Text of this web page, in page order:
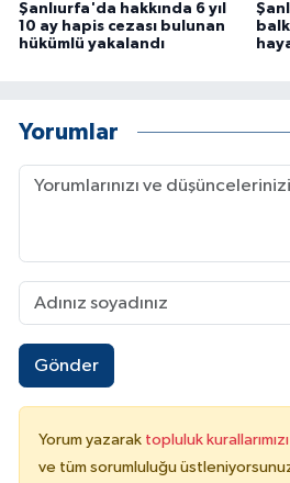
Şanlıurfa'da hakkında 6 yıl
10 ay hapis cezası bulunan
hükümlü yakalandı
Yorumlar
Gönder
Yorum yazarak topluluk kurallarımızı
ve tüm sorumluluğu